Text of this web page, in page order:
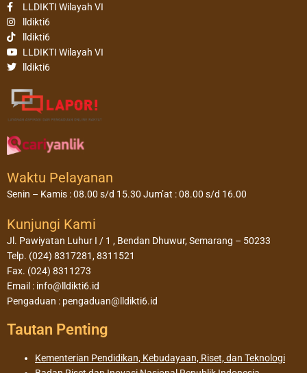
LLDIKTI Wilayah VI
lldikti6
lldikti6
LLDIKTI Wilayah VI
lldikti6
Waktu Pelayanan
Senin – Kamis : 08.00 s/d 15.30 Jum’at : 08.00 s/d 16.00
Kunjungi Kami
Jl. Pawiyatan Luhur I / 1 , Bendan Dhuwur, Semarang – 50233
Telp. (024) 8317281, 8311521
Fax. (024) 8311273
Email : info@lldikti6.id
Pengaduan : pengaduan@lldikti6.id
Tautan Penting
Kementerian Pendidikan, Kebudayaan, Riset, dan Teknologi